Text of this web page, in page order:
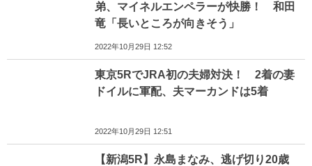
弟、マイネルエンペラーが快勝！ 和田
竜「長いところが向きそう」
2022年10月29日 12:52
東京5RでJRA初の夫婦対決！ 2着の妻
ドイルに軍配、夫マーカンドは5着
2022年10月29日 12:51
【新潟5R】永島まなみ、逃げ切り20歳